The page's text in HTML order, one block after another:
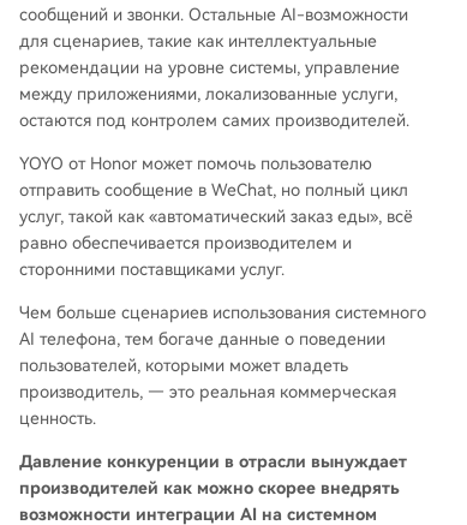
сообщений и звонки. Остальные AI-возможности
для сценариев, такие как интеллектуальные
рекомендации на уровне системы, управление
между приложениями, локализованные услуги,
остаются под контролем самих производителей.
YOYO от Honor может помочь пользователю
отправить сообщение в WeChat, но полный цикл
услуг, такой как «автоматический заказ еды», всё
равно обеспечивается производителем и
сторонними поставщиками услуг.
Чем больше сценариев использования системного
AI телефона, тем богаче данные о поведении
пользователей, которыми может владеть
производитель, — это реальная коммерческая
ценность.
Давление конкуренции в отрасли вынуждает
производителей как можно скорее внедрять
возможности интеграции AI на системном